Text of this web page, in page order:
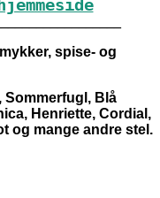
spise- og
Sommerfugl, Blå
Henriette, Cordial,
og mange andre stel.